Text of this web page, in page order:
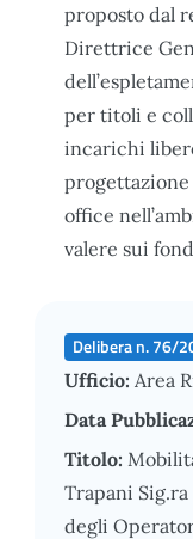
proposto dal
Direttrice
per titoli e
incarichi
office
valere sui
Delibera n. 76/
Ufficio: Area
Data
Titolo:
Trapani Sig.ra
degli